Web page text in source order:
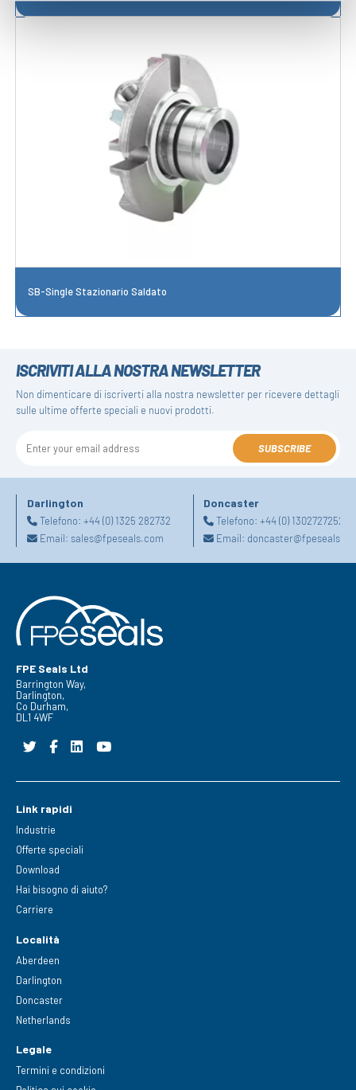
SB-Single Stazionario Saldato
ISCRIVITI ALLA NOSTRA NEWSLETTER
Non dimenticare di iscriverti alla nostra newsletter per ricevere dettagli
sulle ultime offerte speciali e nuovi prodotti.
SUBSCRIBE
Darlington
Telefono: +44 (0) 1325 282732
Email: sales@fpeseals.com
Doncaster
Telefono:+44 (0) 1302727252
Email:
FPE Seals Ltd
Barrington Way,
Darlington,
Co Durham,
DL1 4WF
Link rapidi
Industrie
Offerte speciali
Download
Hai bisogno di aiuto?
Carriere
Località
Aberdeen
Darlington
Doncaster
Netherlands
Legale
Termini e condizioni